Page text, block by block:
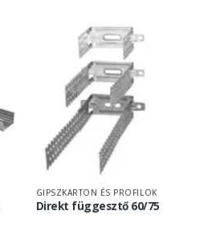
GIPSZKARTON ÉS PROFILOK
Direkt függesztő 60/75